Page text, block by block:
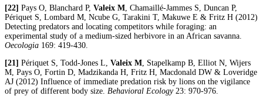
[22] Pays O, Blanchard P, Valeix M , Chamaillé-Jammes S, Duncan P,
Périquet S, Lombard M, Ncube G, Tarakini T, Makuwe E & Fritz H (2012)
Detecting predators and locating competitors while foraging: an
experimental study of a medium-sized herbivore in an African savanna.
Oecologia 169: 419-430.
[21] Périquet S, Todd-Jones L, Valeix M , Stapelkamp B, Elliot N, Wijers
M, Pays O, Fortin D, Madzikanda H, Fritz H, Macdonald DW & Loveridge
AJ (2012) Influence of immediate predation risk by lions on the vigilance
of prey of different body size. Behavioral Ecology23: 970-976.